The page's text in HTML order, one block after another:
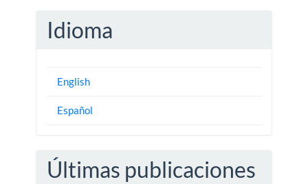
Idioma
English
Español
Últimas publicaciones